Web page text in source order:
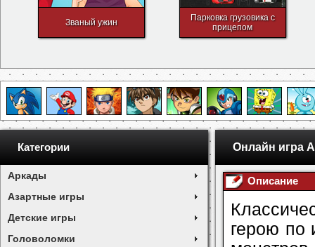
Званый ужин
Парковка грузовика с
прицепом
Категории
Аркады
Азартные игры
Детские игры
Головоломки
Онлайн игра
Описание
герою по